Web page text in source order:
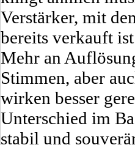
Verstärker, mit
bereits verkauft
Mehr an
Stimmen, aber
wirken besser
Unterschied im
stabil und